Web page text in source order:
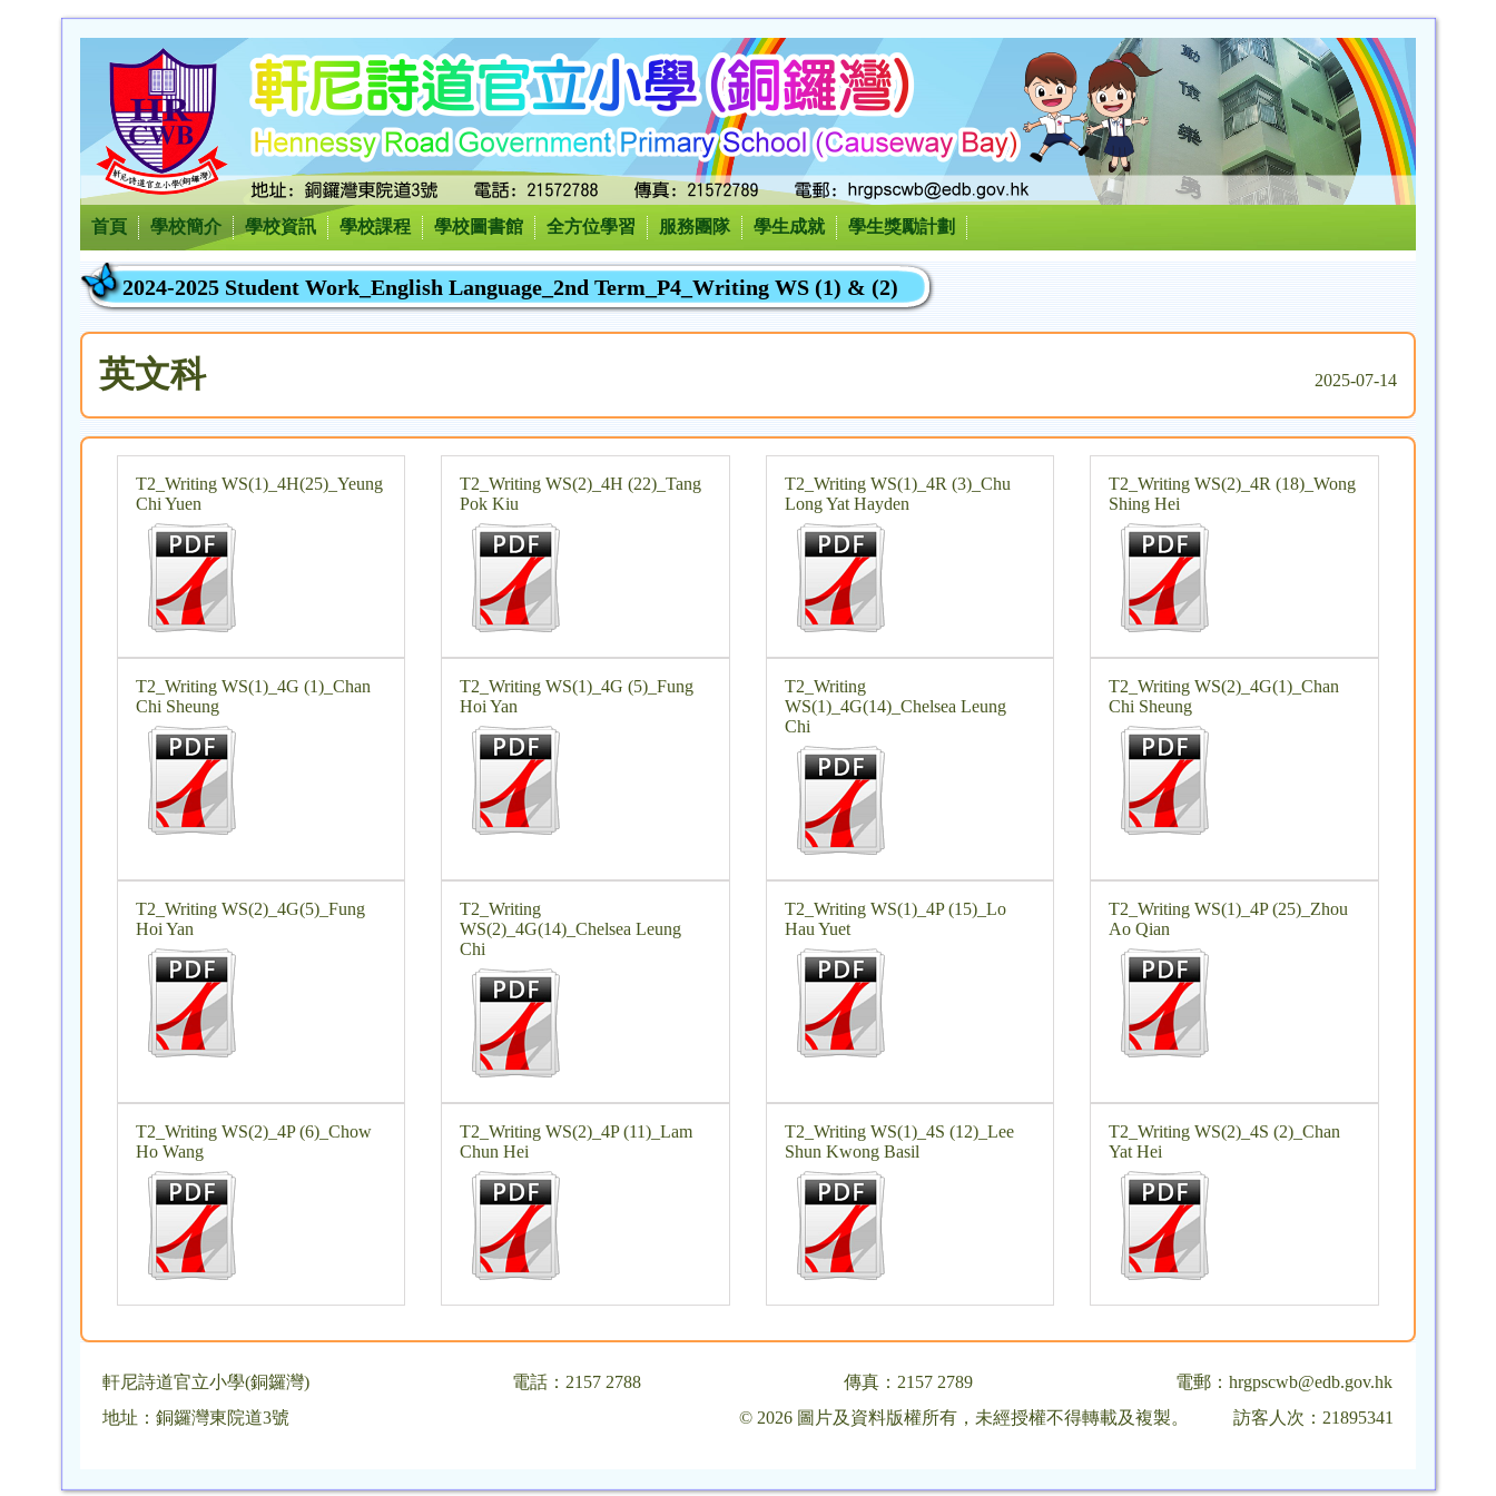
首頁 學校簡介 學校資訊 學校課程 學校圖書館 全方位學習 服務團隊 學生成就 學生獎勵計劃
2024-2025 Student Work_English Language_2nd Term_P4_Writing WS (1) & (2)
英文科 2025-07-14
T2_Writing WS(1)_4H(25)_Yeung
Chi Yuen
T2_Writing WS(2)_4H (22)_Tang
Pok Kiu
T2_Writing WS(1)_4R (3)_Chu
Long Yat Hayden
T2_Writing WS(2)_4R (18)_Wong
Shing Hei
T2_Writing WS(1)_4G (1)_Chan
Chi Sheung
T2_Writing WS(1)_4G (5)_Fung
Hoi Yan
T2_Writing
WS(1)_4G(14)_Chelsea Leung
Chi
T2_Writing WS(2)_4G(1)_Chan
Chi Sheung
T2_Writing WS(2)_4G(5)_Fung
Hoi Yan
T2_Writing
WS(2)_4G(14)_Chelsea Leung
Chi
T2_Writing WS(1)_4P (15)_Lo
Hau Yuet
T2_Writing WS(1)_4P (25)_Zhou
Ao Qian
T2_Writing WS(2)_4P (6)_Chow
Ho Wang
T2_Writing WS(2)_4P (11)_Lam
Chun Hei
T2_Writing WS(1)_4S (12)_Lee
Shun Kwong Basil
T2_Writing WS(2)_4S (2)_Chan
Yat Hei
軒尼詩道官立小學(銅鑼灣) 電話：2157 2788 傳真：2157 2789 電郵：hrgpscwb@edb.gov.hk
地址：銅鑼灣東院道3號
© 2026 圖片及資料版權所有，未經授權不得轉載及複製。 訪客人次：21895341